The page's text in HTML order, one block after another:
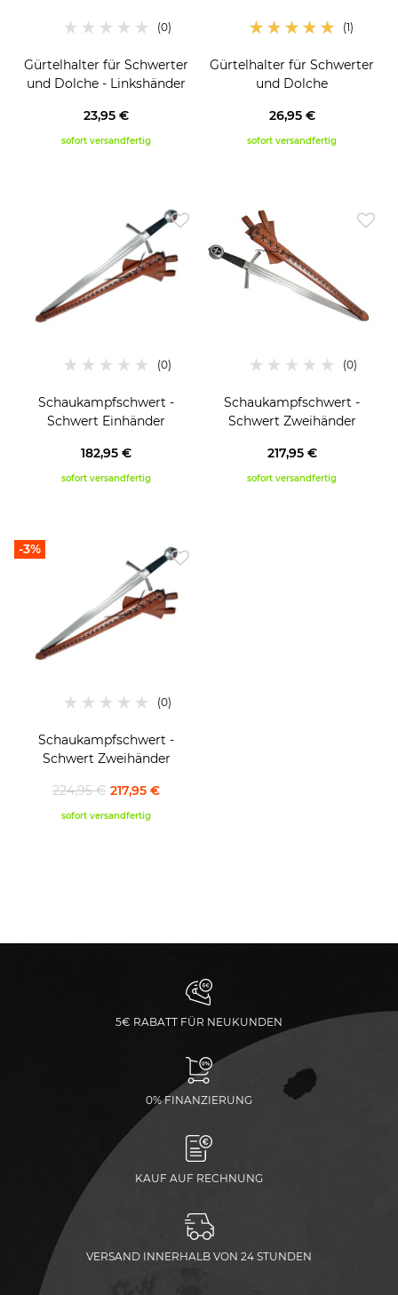
Gürtelhalter für Schwerter
und Dolche - Linkshänder
23,95 €
sofort versandfertig
Gürtelhalter für Schwerter
und Dolche
26,95 €
sofort versandfertig
Schaukampfschwert -
Schwert Einhänder
182,95 €
sofort versandfertig
Schaukampfschwert -
Schwert Zweihänder
217,95 €
sofort versandfertig
-3%
Schaukampfschwert -
Schwert Zweihänder
217,95 €
224,95 €
sofort versandfertig
5€ RABATT FÜR NEUKUNDEN
0% FINANZIERUNG
KAUF AUF RECHNUNG
VERSAND INNERHALB VON 24 STUNDEN